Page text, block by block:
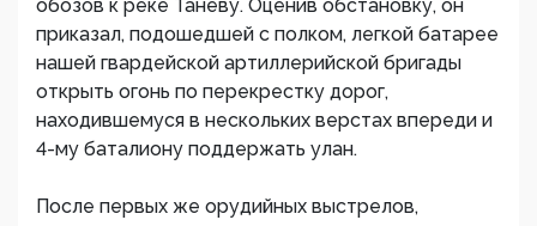
обозов к реке Таневу. Оценив обстановку, он
приказал, подошедшей с полком, легкой батарее
нашей гвардейской артиллерийской бригады
открыть огонь по перекрестку дорог,
находившемуся в нескольких верстах впереди и
4-му баталиону поддержать улан.
После первых же орудийных выстрелов,